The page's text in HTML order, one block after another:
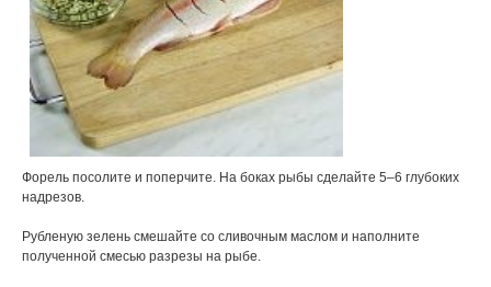
Форель посолите и поперчите. На боках рыбы сделайте 5–6 глубоких
надрезов.
Рубленую зелень смешайте со сливочным маслом и наполните
полученной смесью разрезы на рыбе.